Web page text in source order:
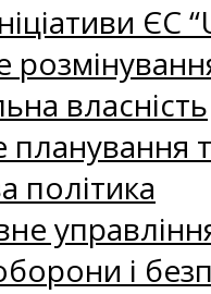
ЄС
власність
політика
і